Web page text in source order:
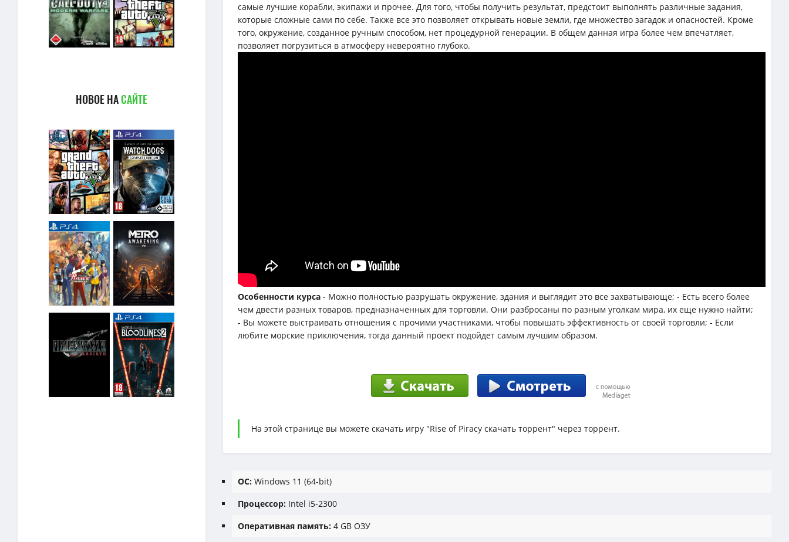
НОВОЕ НАСАЙТЕ
самые лучшие корабли, экипажи и прочее. Для того, чтобы получить результат, предстоит выполнять различные задания,
которые сложные сами по себе. Также все это позволяет открывать новые земли, где множество загадок и опасностей. Кроме
того, окружение, созданное ручным способом, нет процедурной генерации. В общем данная игра более чем впечатляет,
позволяет погрузиться в атмосферу невероятно глубоко.
Особенности курса - Можно полностью разрушать окружение, здания и выглядит это все захватывающе; - Есть всего более
чем двести разных товаров, предназначенных для торговли. Они разбросаны по разным уголкам мира, их еще нужно найти;
- Вы можете выстраивать отношения с прочими участниками, чтобы повышать эффективность от своей торговли; - Если
любите морские приключения, тогда данный проект подойдет самым лучшим образом.
На этой странице вы можете скачать игру "Rise of Piracy скачать торрент" через торрент.
ОС: Windows 11 (64-bit)
Процессор: Intel i5-2300
Оперативная память: 4 GB ОЗУ